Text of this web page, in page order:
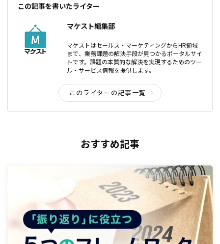
この記事を書いたライター
マケスト編集部
マケストはセールス・マーケティングからHR領域
まで、業務課題の解決手段が見つかるポータルサイ
トです。課題の本質的な解決を実現するためのツー
ル・サービス情報を提供します。
このライターの記事一覧
おすすめ記事